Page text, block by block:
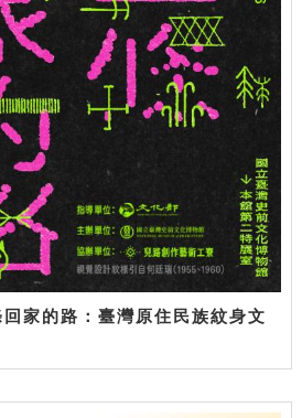
回家的路：臺灣原住民族紋身文